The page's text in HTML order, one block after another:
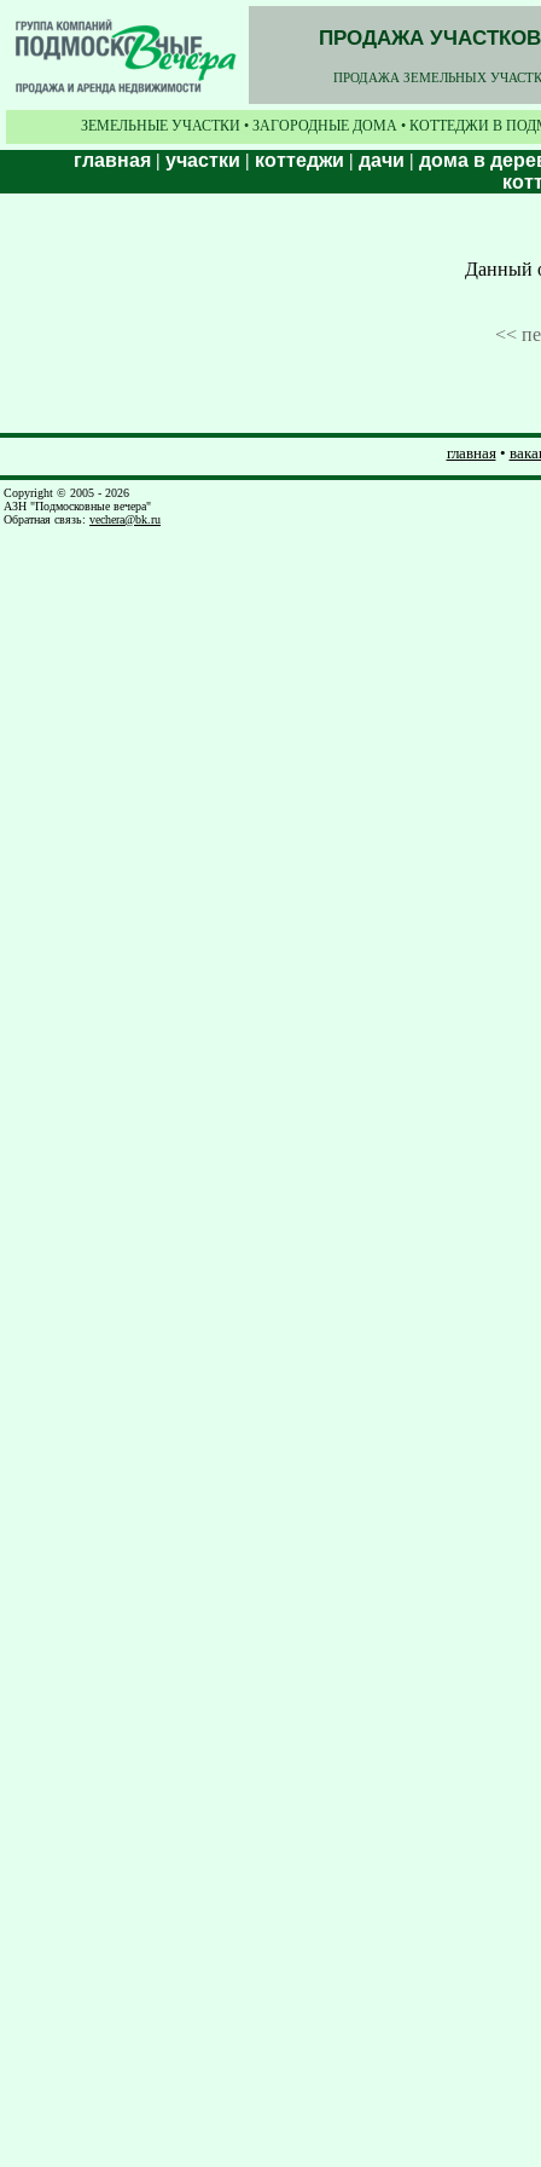
ПРОДАЖА
ПРОДАЖА ЗЕМЕЛЬНЫХ
ЗЕМЕЛЬНЫЕ УЧАСТКИ • ЗАГОРОДНЫЕ ДОМА • КОТТЕДЖИ В
главная | участки | коттеджи | дачи | дома в
Данный
<<
главная•
Copyright © 2005 - 2026
АЗН "Подмосковные вечера"
Обратная связь: vechera@bk.ru